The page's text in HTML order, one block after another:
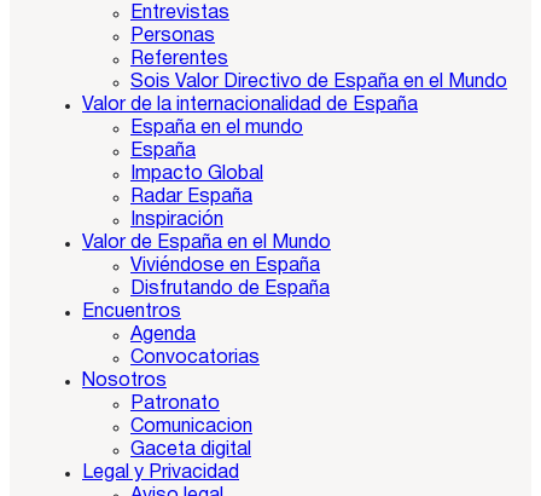
Entrevistas
Personas
Referentes
Sois Valor Directivo de España en el Mundo
Valor de la internacionalidad de España
España en el mundo
España
Impacto Global
Radar España
Inspiración
Valor de España en el Mundo
Viviéndose en España
Disfrutando de España
Encuentros
Agenda
Convocatorias
Nosotros
Patronato
Comunicacion
Gaceta digital
Legal y Privacidad